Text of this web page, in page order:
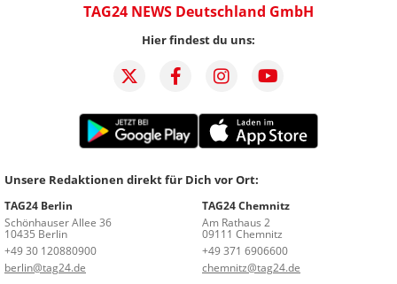
TAG24 NEWS Deutschland GmbH
Hier findest du uns:
Unsere Redaktionen direkt für Dich vor Ort:
TAG24 Berlin
Schönhauser Allee 36
10435 Berlin
+49 30 120880900
berlin@tag24.de
TAG24 Chemnitz
Am Rathaus 2
09111 Chemnitz
+49 371 6906600
chemnitz@tag24.de